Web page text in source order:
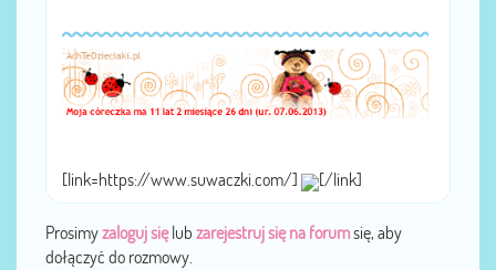
[link=https://www.suwaczki.com/] [/link]
Prosimyzaloguj sięlub zarejestruj się na forumsię, aby
dołączyć do rozmowy.